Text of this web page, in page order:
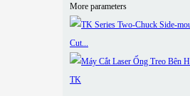
More parameters